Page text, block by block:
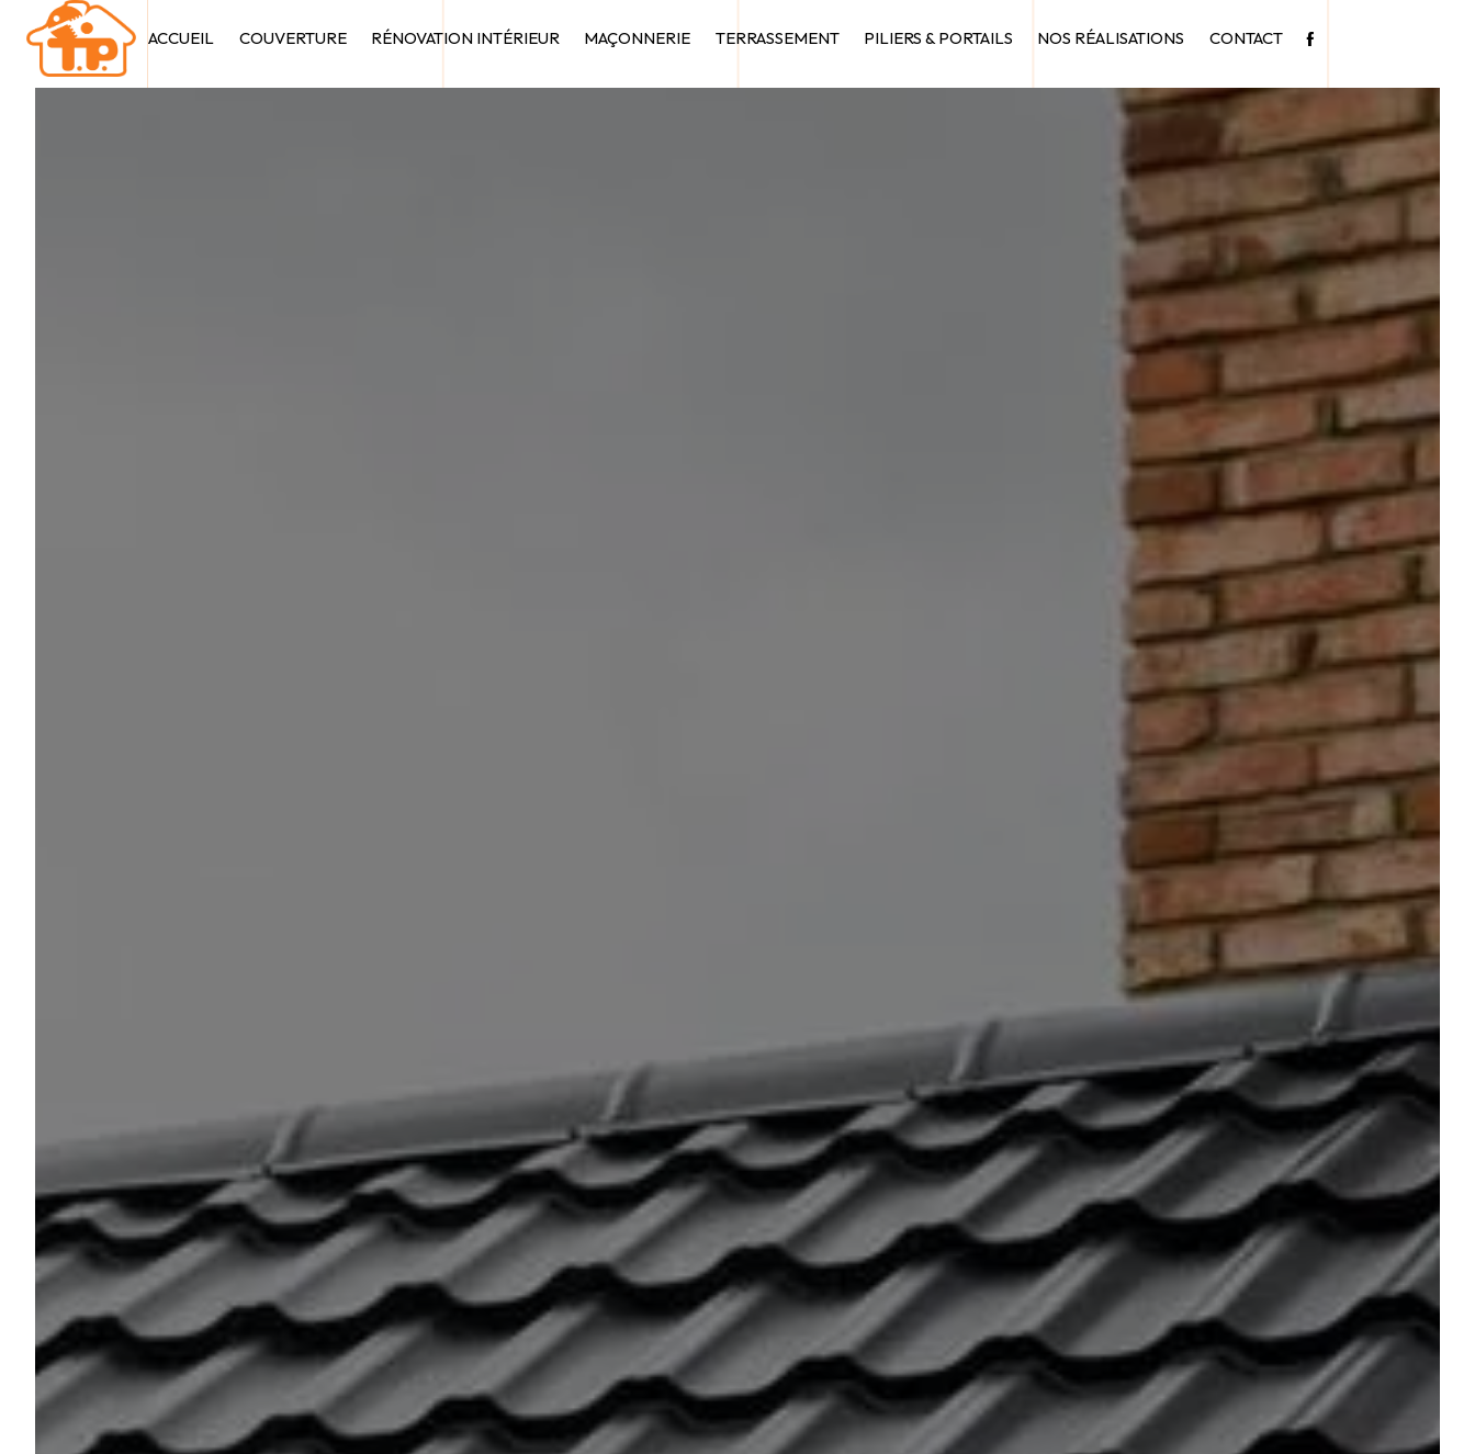
ACCUEIL COUVERTURE RÉNOVATION INTÉRIEUR MAÇONNERIE TERRASSEMENT PILIERS & PORTAILS NOS RÉALISATIONS CONTACT
Panneau de gestion des cookies